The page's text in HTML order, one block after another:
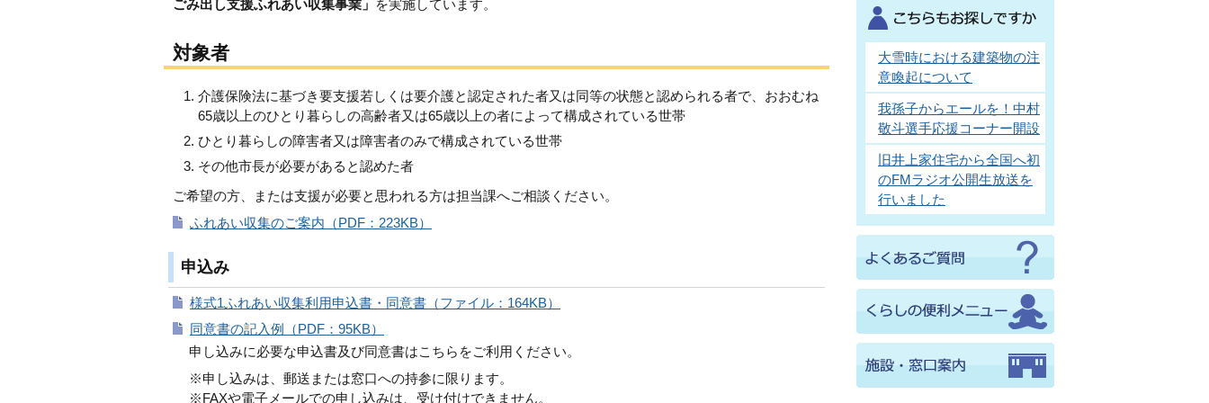
ごみ出し支援ふれあい収集事業」 を実施しています。
対象者
介護保険法に基づき要支援若しくは要介護と認定された者又は同等の状態と認められる者で、おおむね
65歳以上のひとり暮らしの高齢者又は65歳以上の者によって構成されている世帯
ひとり暮らしの障害者又は障害者のみで構成されている世帯
その他市長が必要があると認めた者
ご希望の方、または支援が必要と思われる方は担当課へご相談ください。
ふれあい収集のご案内（PDF：223KB）
申込み
様式1ふれあい収集利用申込書・同意書（ファイル：164KB）
同意書の記入例（PDF：95KB）
申し込みに必要な申込書及び同意書はこちらをご利用ください。
※申し込みは、郵送または窓口への持参に限ります。
※FAXや電子メールでの申し込みは、受け付けできません。
大雪時における建築物の注
意喚起について
我孫子からエールを！中村
敬斗選手応援コーナー開設
旧井上家住宅から全国へ初
のFMラジオ公開生放送を
行いました